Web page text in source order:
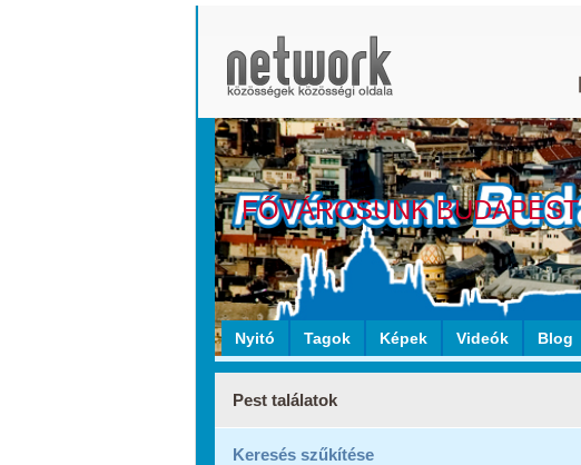
FŐVÁROSUNK BUDAPEST
Nyitó Tagok Képek Videók Blog
Pest találatok
Keresés szűkítése